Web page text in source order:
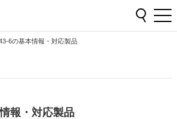
6の基本情報・対応製品
報・対応製品